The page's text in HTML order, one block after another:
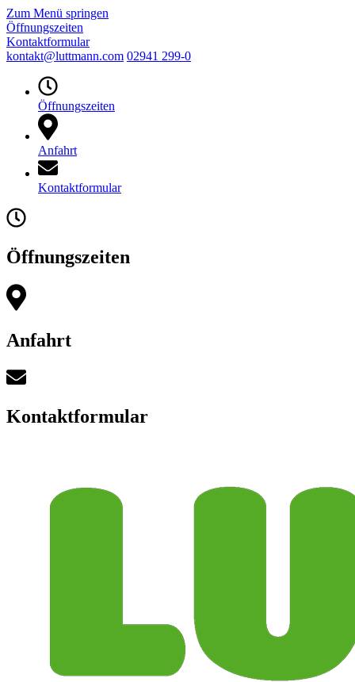
Zum Menü springen
Öffnungszeiten
Kontaktformular
kontakt@luttmann.com 02941 299-0
Öffnungszeiten
Anfahrt
Kontaktformular
Öffnungszeiten
Anfahrt
Kontaktformular